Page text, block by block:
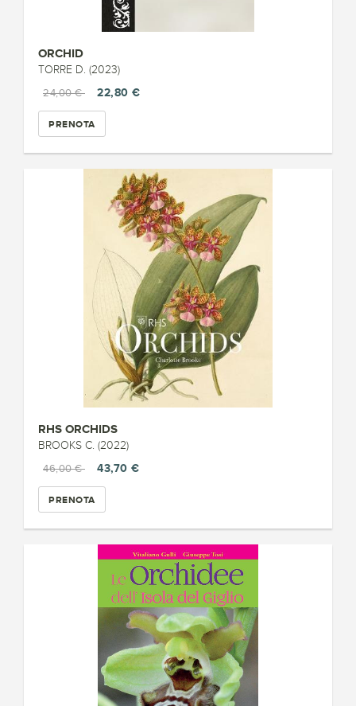
ORCHID
TORRE D. (2023)
24,00 €
22,80 €
PRENOTA
RHS ORCHIDS
BROOKS C. (2022)
46,00 €
43,70 €
PRENOTA